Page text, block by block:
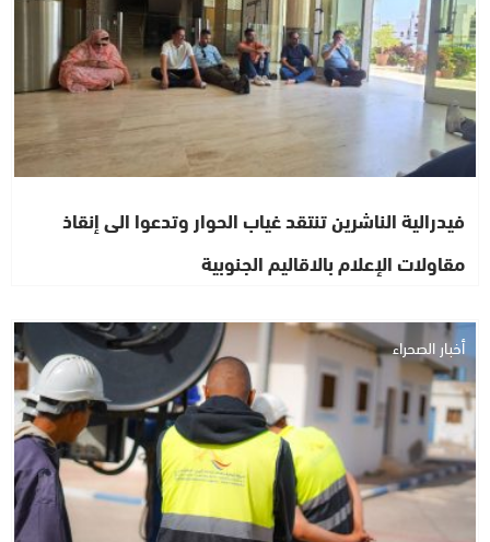
فيدرالية الناشرين تنتقد غياب الحوار وتدعوا الى إنقاذ
مقاولات الإعلام بالاقاليم الجنوبية
أخبار الصحراء